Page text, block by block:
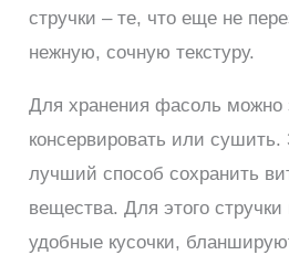
стручки – те, что еще не
нежную, сочную текстуру.
Для хранения фасоль можно
консервировать или сушить.
лучший способ сохранить
вещества. Для этого
удобные кусочки,